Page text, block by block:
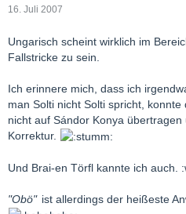
16. Juli 2007
Ungarisch scheint wirklich im
Fallstricke zu sein.
Ich erinnere mich, dass ich
man Solti nicht Solti spricht,
nicht auf Sándor Konya
Korrektur.
Und Brai-en Törfl kannte ich auch.
"Obö" ist allerdings der heißeste